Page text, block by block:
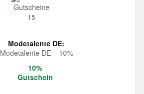
Modetalente DE:
Modetalente DE – 10%
10%
Gutschein